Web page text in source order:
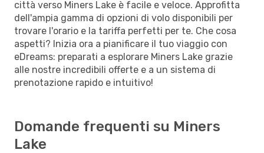
città verso Miners Lake è facile e veloce. Approfitta
dell'ampia gamma di opzioni di volo disponibili per
trovare l'orario e la tariffa perfetti per te. Che cosa
aspetti? Inizia ora a pianificare il tuo viaggio con
eDreams: preparati a esplorare Miners Lake grazie
alle nostre incredibili offerte e a un sistema di
prenotazione rapido e intuitivo!
Domande frequenti su Miners
Lake